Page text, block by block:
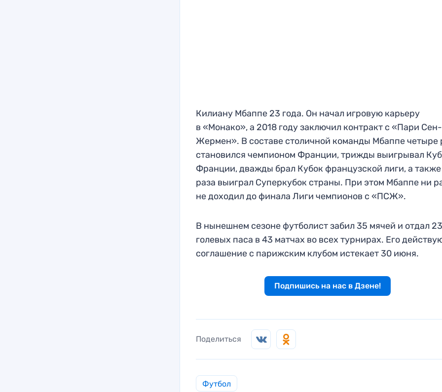
Килиану Мбаппе 23 года. Он начал игровую карьеру
в «Монако», а 2018 году заключил контракт с «Пари Сен-
Жермен». В составе столичной команды Мбаппе четыре
становился чемпионом Франции, трижды выигрывал
Франции, дважды брал Кубок французской лиги, а также
раза выиграл Суперкубок страны. При этом Мбаппе ни
не доходил до финала Лиги чемпионов с «ПСЖ».
В нынешнем сезоне футболист забил 35 мячей и отдал 23
голевых паса в 43 матчах во всех турнирах. Его
соглашение с парижским клубом истекает 30 июня.
Подпишись на нас в Дзене!
Поделиться
Футбол